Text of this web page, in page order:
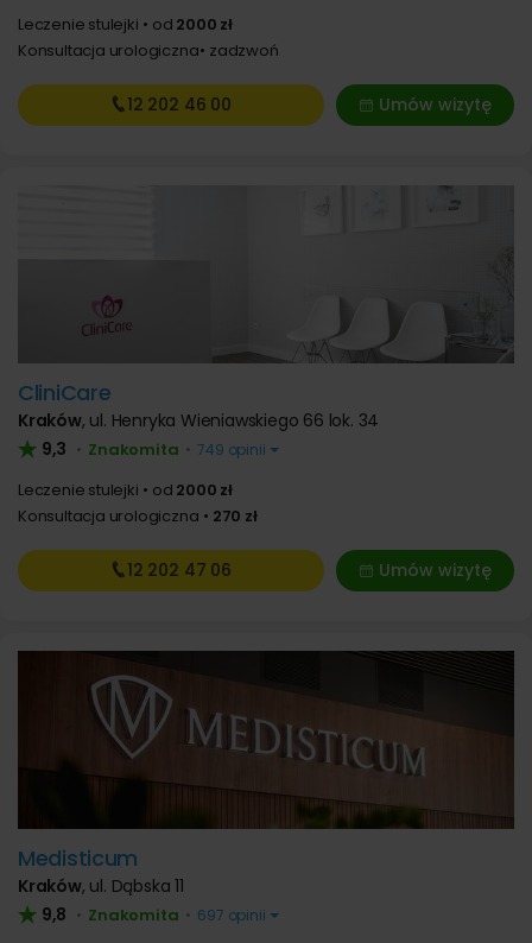
Leczenie stulejki od 2000 zł
Konsultacja urologiczna zadzwoń
Umów wizytę
12 202 46 00
CliniCare
Kraków, ul. Henryka Wieniawskiego 66 lok. 34
9,3 • Znakomita • 749 opinii
Leczenie stulejki od 2000 zł
Konsultacja urologiczna
270 zł
Umów wizytę
12 202 47 06
Medisticum
Kraków, ul. Dąbska 11
9,8 • Znakomita • 697 opinii